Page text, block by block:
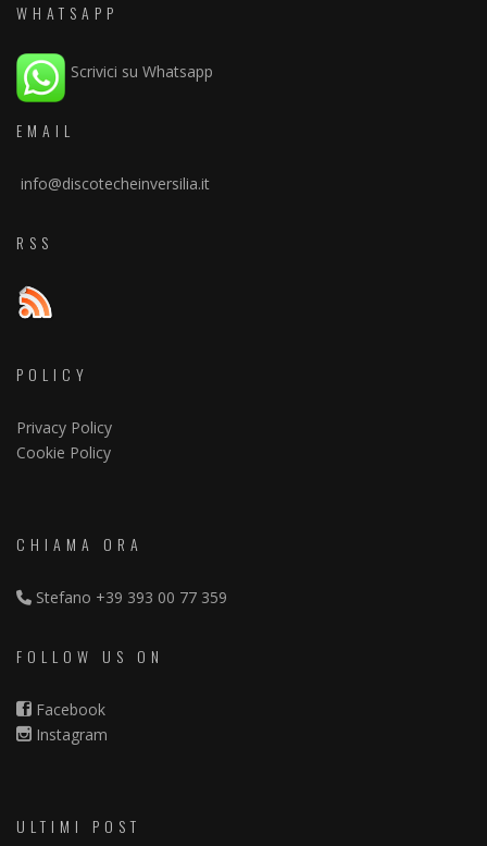
WHATSAPP
Scrivici su Whatsapp
EMAIL
info@discotecheinversilia.it
RSS
POLICY
Privacy Policy
Cookie Policy
CHIAMA ORA
Stefano +39 393 00 77 359
FOLLOW US ON
Facebook
Instagram
ULTIMI POST